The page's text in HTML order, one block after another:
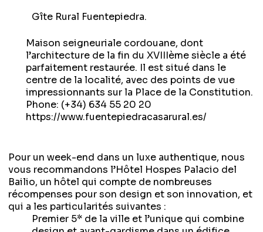
Gîte Rural Fuentepiedra.
Maison seigneuriale cordouane, dont
l’architecture de la fin du XVIIIème siècle a été
parfaitement restaurée. Il est situé dans le
centre de la localité, avec des points de vue
impressionnants sur la Place de la Constitution.
Phone: (+34) 634 55 20 20
https://www.fuentepiedracasarural.es/
Pour un week-end dans un luxe authentique, nous
vous recommandons l’Hôtel Hospes Palacio del
Bailio, un hôtel qui compte de nombreuses
récompenses pour son design et son innovation, et
qui a les particularités suivantes :
Premier 5* de la ville et l’unique qui combine